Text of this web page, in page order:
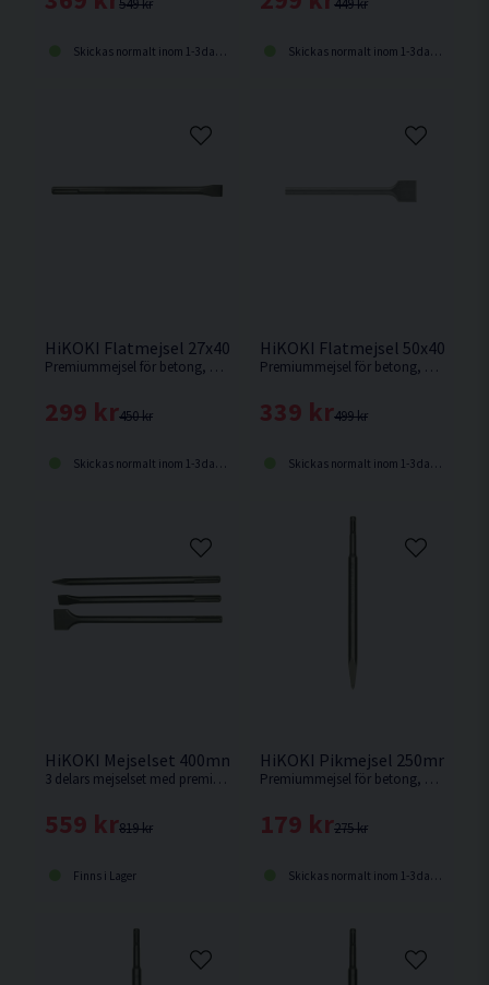
549 kr
Skickas normalt inom 1-3 dagar
449 kr
Skickas normalt inom 1-3 dagar
HiKOKI Flatmejsel 27x400mm SDS-Max
Premiummejsel för betong, kakel, murverk och sten från HiKOKI.
450 kr
299 kr
Skickas normalt inom 1-3 dagar
HiKOKI Flatmejsel 50x400mm
Premiummejsel för betong, kakel, murverk och sten från HiKOKI.
499 kr
339 kr
Skickas normalt inom 1-3 dagar
HiKOKI Mejselset 400mm SDS-Max 3 delar
3 delars mejselset med premiummejslar för betong, kakel, murverk och sten från HiKOKI.
819 kr
559 kr
Finns i Lager
HiKOKI Pikmejsel 250mm
Premiummejsel för betong, kakel, murverk och sten från HiKOKI.
275 kr
179 kr
Skickas normalt inom 1-3 dagar